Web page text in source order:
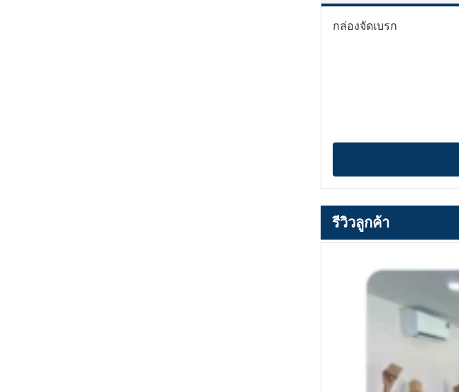
กล่องจัดเบรก
รีวิวลูกค้า